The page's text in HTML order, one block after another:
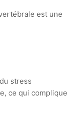
est une
stress
ce qui complique